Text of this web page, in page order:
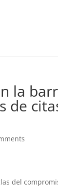
la
de
del